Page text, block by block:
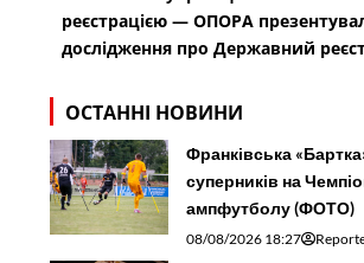
реєстрацією — ОПОРА
дослідження про Державний
ОСТАННІ НОВИНИ
Франківська
суперників на
ампфутболу (ФОТО)
08/08/2026 18:27